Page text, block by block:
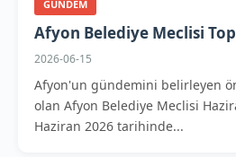
GUNDEM
Afyon Belediye Meclisi
2026-06-15
Afyon'un gündemini belirleyen
olan Afyon Belediye Meclisi
Haziran 2026 tarihinde...